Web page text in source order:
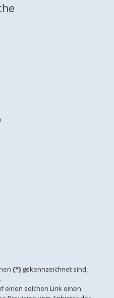
(*) gekennzeichnet sind,
einen solchen Link einen